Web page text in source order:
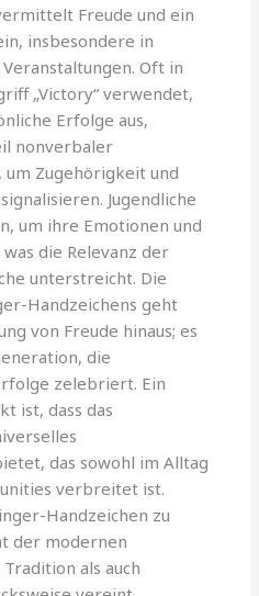
Freude und ein
insbesondere in
Oft in
„Victory“ verwendet,
Erfolge aus,
nonverbaler
Zugehörigkeit und
Jugendliche
um ihre Emotionen und
die Relevanz der
unterstreicht. Die
Handzeichens geht
von Freude hinaus; es
die
zelebriert. Ein
ist, dass das
das sowohl im Alltag
verbreitet ist.
Handzeichen zu
der modernen
als auch